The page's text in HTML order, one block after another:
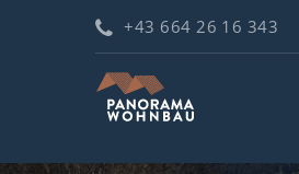
+43 664 26 16 343